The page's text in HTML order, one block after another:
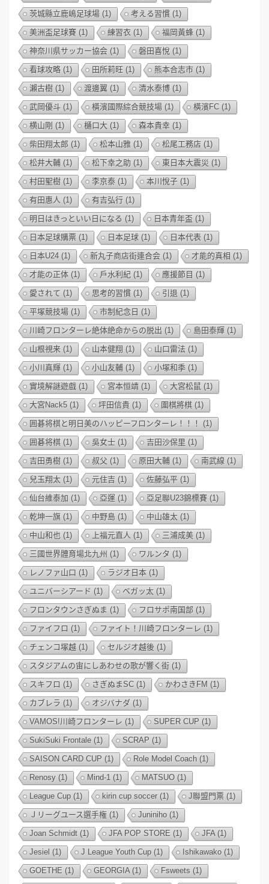
茨城縣立鹿嶋足球場 (1) 考える習慣 (1)
美洲盃足球賽 (1) 練習衣 (1) 福岡黃蜂 (1)
神奈川県サッカー協会 (1) 磐田喜悅 (1)
看球攻略 (1) 田所莉旺 (1) 熊本合志市 (1)
瀨古樹 (1) 渡邊翼 (1) 清水泰博 (1)
武岡優斗 (1) 橫濱國際綜合競技場 (1) 橫濱FC (1)
横山剛 (1) 樋口大 (1) 森本貴幸 (1)
柴田翔太郎 (1) 松本山雅 (1) 松尾工務店 (1)
松井大輔 (1) 松下幸之助 (1) 東日本大震災 (1)
村田聖樹 (1) 李京泰 (1) 本川悅子 (1)
有田惠人 (1) 有吉弘行 (1)
明日はきっといい日になる (1) 日本青年盃 (1)
日本足球購票 (1) 日本足球 (1) 日本代表 (1)
日本U24 (1) 新丸子商店街連合会 (1) 才能的真相 (1)
才能の正体 (1) 戶水利紀 (1) 應援節目 (1)
愛されて (1) 思考的習慣 (1) 引退 (1)
平塚競技場 (1) 市制紀念日 (1)
川崎フロンターレ絶体絶命からの脱出 (1) 島田泰輝 (1)
山根視来 (1) 山本健翔 (1) 山口雷法 (1)
小川真輝 (1) 小山友輔 (1) 小塚和季 (1)
實境解謎遊戲 (1) 宮本恒靖 (1) 大宮松鼠 (1)
大宮Nack5 (1) 坪田信貴 (1) 圍棋將棋 (1)
囲碁将棋と明日美のハッピーフロンターレ！！！ (1)
囲碁将棋 (1) 吳女士 (1) 吉田沙保里 (1)
吉田勇樹 (1) 叔父 (1) 原田大輔 (1) 南武線 (1)
兒玉翔太 (1) 元住吉 (1) 佐藤弘平 (1)
仙台維泰加 (1) 亞運 (1) 亞足聯U23錦標賽 (1)
乾坤一旗 (1) 中野島 (1) 中山雄太 (1)
中山和也 (1) 上福元直人 (1) 三浦成美 (1)
三國世界體育場北九州 (1) ワルンタ (1)
レノファ山口 (1) ラジオ日本 (1)
ユニバーシアード (1) ベガッ太 (1)
フロンタウンさぎぬま (1) フロサポ南国部 (1)
ファイフロ (1) ファイト！川崎フロンターレ (1)
チェンコ塚越 (1) セルジオ越後 (1)
スタジアムの宙にしあわせの歌が響く街 (1)
スキフロ (1) さぎぬまSC (1) かわさきFM (1)
カブレラ (1) オジバナダ (1)
VAMOS!川崎フロンターレ (1) SUPER CUP (1)
SukiSuki Frontale (1) SCRAP (1)
SAISON CARD CUP (1) Role Model Coach (1)
Renosy (1) Mind-1 (1) MATSUO (1)
League Cup (1) kirin cup soccer(1) J聯盟門票 (1)
Ｊリーグユース選手権 (1) Juniniho (1)
Joan Schmidt (1) JFA POP STORE (1) JFA (1)
Jesiel (1) J League Youth Cup (1) Ishikawako (1)
GOETHE (1) GEORGIA (1) Fsweets (1)